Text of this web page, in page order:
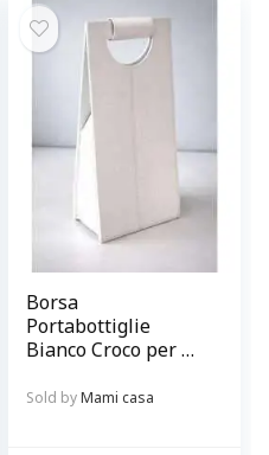
Borsa
Portabottiglie
Bianco Croco per 2
bottiglie di vino con
Sold byMami casa